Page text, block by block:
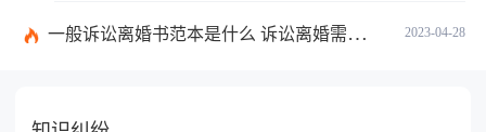
2023-04-28
一般诉讼离婚书范本是什么 诉讼离婚需要多久？